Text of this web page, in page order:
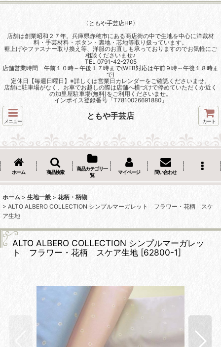
〈ともや手芸店HP〉
店舗は創業昭和２７年。兵庫県赤穂市にある商店街の中で生地を中心に洋裁材
料・手芸材料・ボタン・裏地・芯地等取り扱っています。
裾上げやファスナー取り換え等、洋服のお直しも承っておりますのでお気軽にご
相談くださいませ♪
TEL 0791-42-2705
店舗営業時間 午前１０時～午後１７時まで(WEB対応は午前９時～午後１８時ま
で)
定休日【毎週日曜日】※詳しくは営業日カレンダーをご確認くださいませ。
店舗に駐車場がなく、お車でお越しの際は店舗へ横づけで停めていただくか近く
の加里屋駐車場(無料)をご利用くださいませ。
インボイス登録番号「T7810026691880」
メニュー
ともや手芸店
カート
ホーム 商品検索
商品カテゴリ一
覧
マイページ 問い合わせ
ホーム > 生地一般 > 花柄・柄物
> ALTO ALBERO COLLECTION シンプルマーガレット フラワー・花柄 スケ
ア生地
ALTO ALBERO COLLECTION シンプルマーガレッ
ト フラワー・花柄 スケア生地 [62800-1]